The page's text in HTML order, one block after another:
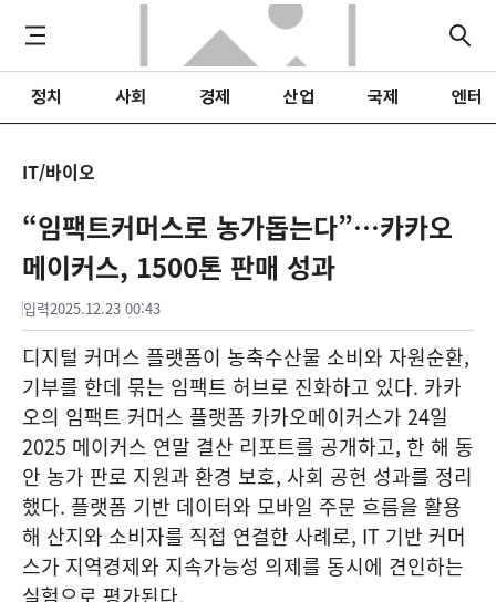
정치 사회 경제 산업 국제 엔터
IT/바이오
“임팩트커머스로 농가돕는다”…카카오
메이커스, 1500톤 판매 성과
입력2025.12.23 00:43
디지털 커머스 플랫폼이 농축수산물 소비와 자원순환,
기부를 한데 묶는 임팩트 허브로 진화하고 있다. 카카
오의 임팩트 커머스 플랫폼 카카오메이커스가 24일
2025 메이커스 연말 결산 리포트를 공개하고, 한 해 동
안 농가 판로 지원과 환경 보호, 사회 공헌 성과를 정리
했다. 플랫폼 기반 데이터와 모바일 주문 흐름을 활용
해 산지와 소비자를 직접 연결한 사례로, IT 기반 커머
스가 지역경제와 지속가능성 의제를 동시에 견인하는
실험으로 평가된다.